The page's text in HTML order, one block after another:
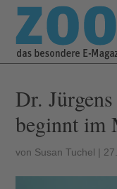
Dr.
beginnt im
von Susan Tuchel |